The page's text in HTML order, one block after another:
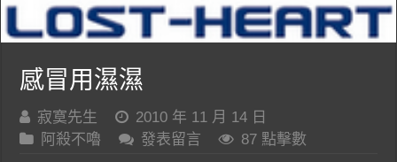
感冒用濕濕
寂寞先生
2010 年 11 月 14 日
阿殺不嚕
發表留言 87 點擊數